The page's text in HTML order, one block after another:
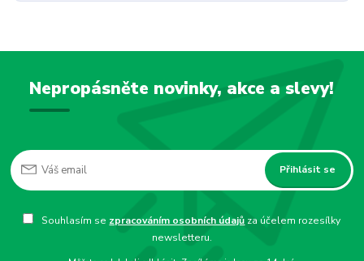
Nepropásněte novinky, akce a slevy!
Přihlásit se
Souhlasím se zpracováním osobních údajů za účelem rozesílky
newsletteru.